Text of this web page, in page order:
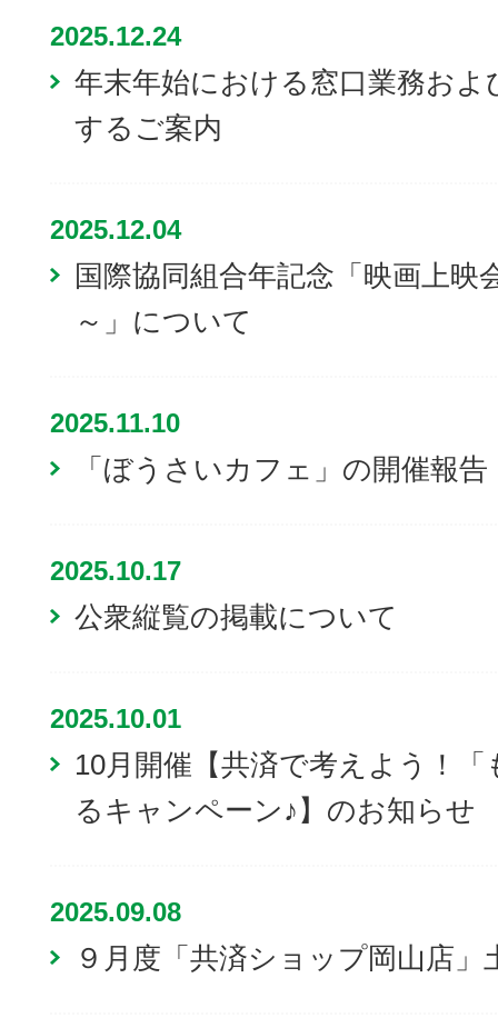
2025.12.24
年末年始における窓口業務お
するご案内
2025.12.04
国際協同組合年記念「映画上
～」について
2025.11.10
「ぼうさいカフェ」の開催報告
2025.10.17
公衆縦覧の掲載について
2025.10.01
10月開催【共済で考えよう！
るキャンペーン♪】のお知らせ
2025.09.08
９月度「共済ショップ岡山店